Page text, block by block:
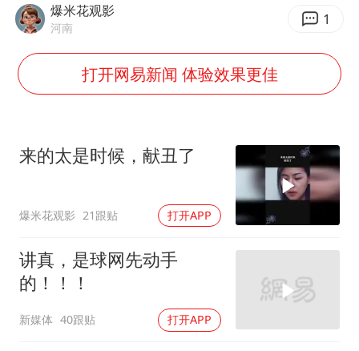
直击东北超：哈尔滨vs通辽
香港宏福苑火灾或由烟头引起
浙江台州《告全体市民书》
酒店回应车内过夜被收150元
白海豚将正面袭击贯穿浙江
商场现钱学森巨幅海报 负责人回应
乐享全民健身 共筑健康中国
爆米花观影
河南 1
打开网易新闻 体验效果更佳
来的太是时候，献丑了
爆米花观影 21跟贴 打开APP
讲真，是球网先动手
的！！！
新媒体 40跟贴 打开APP